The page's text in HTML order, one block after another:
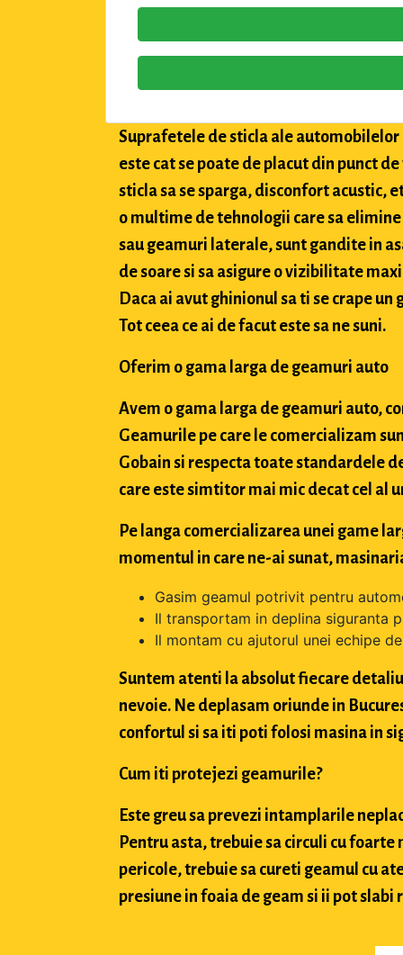
Suprafetele de sticla ale automobilelor
este cat se poate de placut din punct
sticla sa se sparga, disconfort acustic,
o multime de tehnologii care sa
sau geamuri laterale, sunt gandite in
de soare si sa asigure o vizibilitate
Daca ai avut ghinionul sa ti se crape
Tot ceea ce ai de facut este sa ne suni.
Oferim o gama larga de geamuri auto
Avem o gama larga de geamuri auto,
Geamurile pe care le comercializam
Gobain si respecta toate standardele
care este simtitor mai mic decat cel al
Pe langa comercializarea unei game
momentul in care ne-ai sunat,
Gasim geamul potrivit pentru
Il transportam in deplina siguranta
Il montam cu ajutorul unei echipe
Suntem atenti la absolut fiecare
nevoie. Ne deplasam oriunde in
confortul si sa iti poti folosi masina in
Cum iti protejezi geamurile?
Este greu sa prevezi intamplarile
Pentru asta, trebuie sa circuli cu
pericole, trebuie sa cureti geamul cu
presiune in foaia de geam si ii pot slabi